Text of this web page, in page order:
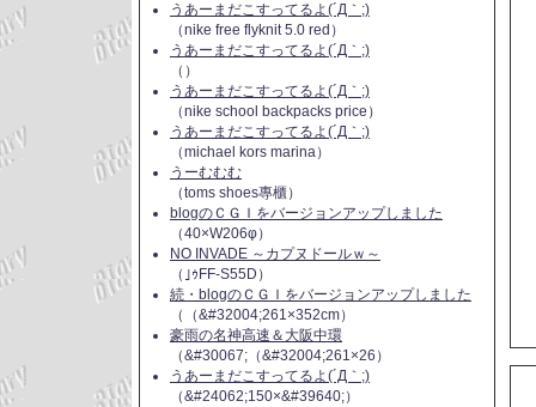
うあーまだこすってるよ(´Д｀;)
（nike free flyknit 5.0 red）
うあーまだこすってるよ(´Д｀;)
（）
うあーまだこすってるよ(´Д｀;)
（nike school backpacks price）
うあーまだこすってるよ(´Д｀;)
（michael kors marina）
うーむむむ
（toms shoes專櫃）
blogのＣＧＩをバージョンアップしました
（40×W206φ）
NO INVADE ～カプヌドールｗ～
（｣ｩFF-S55D）
続・blogのＣＧＩをバージョンアップしました
（（&#32004;261×352cm）
豪雨の名神高速＆大阪中環
（&#30067;（&#32004;261×26）
うあーまだこすってるよ(´Д｀;)
（&#24062;150×&#39640;）